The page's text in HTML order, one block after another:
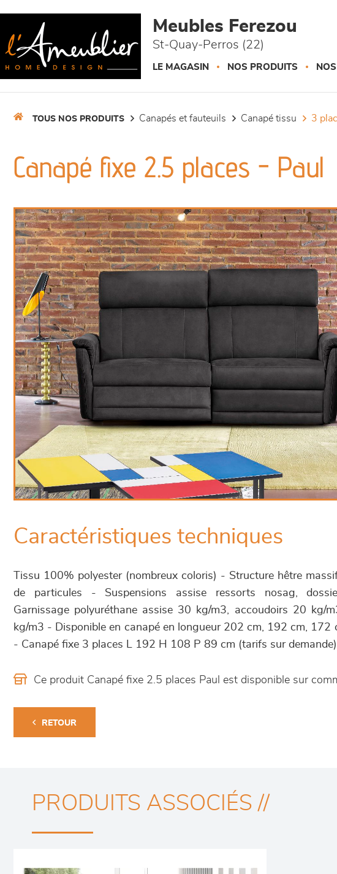
Meubles Ferezou
St-Quay-Perros (22)
LE MAGASIN NOS PRODUITS
TOUS NOS PRODUITS canapés et fauteuils canapé tissu 3
Canapé fixe 2.5 places - Paul
Caractéristiques techniques
Tissu 100% polyester (nombreux coloris) - Structure hêtre
de particules - Suspensions assise ressorts nosag,
Garnissage polyuréthane assise 30 kg/m3, accoudoirs 20 kg/
kg/m3 - Disponible en canapé en longueur 202 cm, 192 cm, 172
- Canapé fixe 3 places L 192 H 108 P 89 cm (tarifs sur
Ce produit Canapé fixe 2.5 places Paul est disponible sur
RETOUR
PRODUITS ASSOCIÉS //